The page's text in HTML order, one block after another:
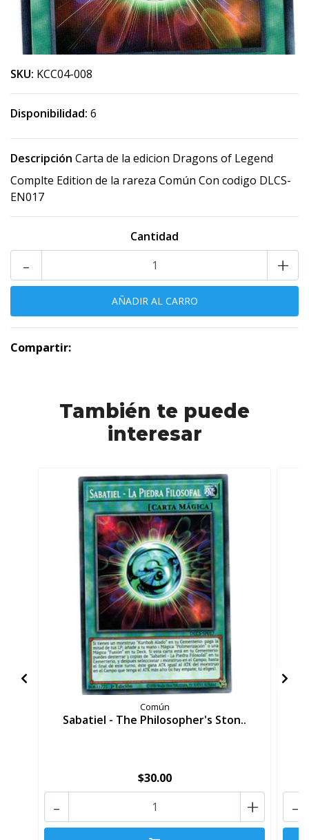
SKU: KCC04-008
Disponibilidad: 6
Descripción Carta de la edicion Dragons of Legend
Complte Edition de la rareza Común Con codigo DLCS-
EN017
Cantidad
+
-
Compartir:
También te puede
interesar
Común
Sabatiel - The Philosopher's Ston..
$30.00
+
- -